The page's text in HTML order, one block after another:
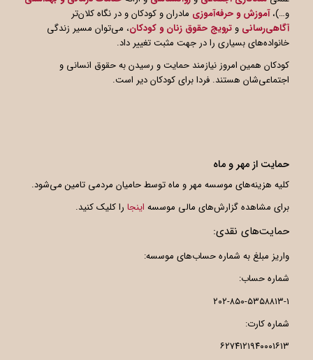
و…)،آموزش و حرفه‌آموزی مادران و کودکان و در نگاه کلان‌تر
آگاهیرسانی و ترویج حقوق زنان و کودکان، می‌توان مسیر زندگی
خانواده‌های بسیاری را در جهت مثبت تغییر داد.
کودکان همین امروز نیازمند حمایت و رسیدن به حقوق انسانی و
اجتماعی‌شان هستند. فردا برای کودکان دیر است.
حمایت از مهر و ماه
کلیه هزینه‌های موسسه مهر و ماه توسط حامیان مردمی تامین می‌شود.
برای مشاهده گزارش‌های مالی موسسه اینجارا کلیک کنید.
حمایت‌های نقدی:
واریز مبلغ به شماره حساب‌های موسسه:
شماره حساب:
۲۰۲-۸۵۰-۵۳۵۸۸۱۳-۱
شماره کارت:
۶۲۷۴۱۲۱۹۴۰۰۰۱۶۱۳